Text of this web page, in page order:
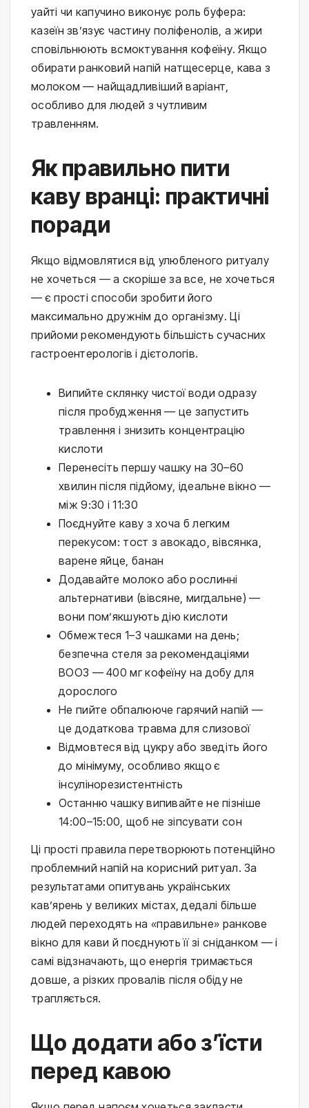
уайті чи капучино виконує роль буфера:
казеїн зв’язує частину поліфенолів, а жири
сповільнюють всмоктування кофеїну. Якщо
обирати ранковий напій натщесерце, кава з
молоком — найщадливіший варіант,
особливо для людей з чутливим
травленням.
Як правильно пити
каву вранці: практичні
поради
Якщо відмовлятися від улюбленого ритуалу
не хочеться — а скоріше за все, не хочеться
— є прості способи зробити його
максимально дружнім до організму. Ці
прийоми рекомендують більшість сучасних
гастроентерологів і дієтологів.
Випийте склянку чистої води одразу
після пробудження — це запустить
травлення і знизить концентрацію
кислоти
Перенесіть першу чашку на 30–60
хвилин після підйому, ідеальне вікно —
між 9:30 і 11:30
Поєднуйте каву з хоча б легким
перекусом: тост з авокадо, вівсянка,
варене яйце, банан
Додавайте молоко або рослинні
альтернативи (вівсяне, мигдальне) —
вони пом’якшують дію кислоти
Обмежтеся 1–3 чашками на день;
безпечна стеля за рекомендаціями
ВООЗ — 400 мг кофеїну на добу для
дорослого
Не пийте обпалююче гарячий напій —
це додаткова травма для слизової
Відмовтеся від цукру або зведіть його
до мінімуму, особливо якщо є
інсулінорезистентність
Останню чашку випивайте не пізніше
14:00–15:00, щоб не зіпсувати сон
Ці прості правила перетворюють потенційно
проблемний напій на корисний ритуал. За
результатами опитувань українських
кав’ярень у великих містах, дедалі більше
людей переходять на «правильне» ранкове
вікно для кави й поєднують її зі сніданком — і
самі відзначають, що енергія тримається
довше, а різких провалів після обіду не
трапляється.
Що додати або з’їсти
перед кавою